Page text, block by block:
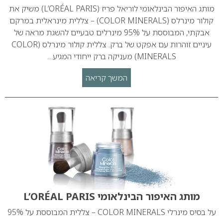
מותג האיפור הבינלאומי לוריאל פריז (L’ORÉAL PARIS) משיק את
קולור מינרלס (COLOR MINERALS) – צללית מינראלית במרקם
אבקתי, המבוססת על 95% מינרלים טבעיים להשגת מראה של
עיניים זוהרות עם אפקט של ברק. צללית קולור מינרלס (COLOR
MINERALS) מעניקה ברק ייחודי המגיע…
המשך קריאה
מותג האיפור הבינלאומי L’ORÉAL PARIS
על בסיס מינרלי COLOR MINERALS – צללית המבוססת על 95%